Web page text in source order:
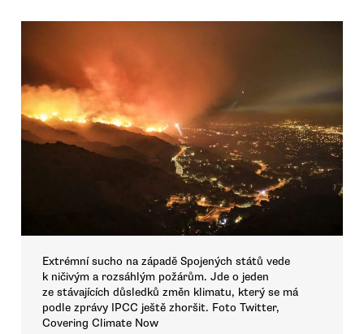
Extrémní sucho na západě Spojených států vede
k ničivým a rozsáhlým požárům. Jde o jeden
ze stávajících důsledků změn klimatu, který se má
podle zprávy IPCC ještě zhoršit. Foto Twitter,
Covering Climate Now